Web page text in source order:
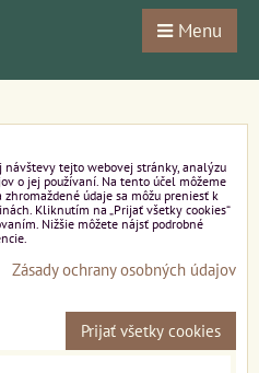
Menu
návštevy tejto webovej stránky, analýzu
o jej používaní. Na tento účel môžeme
údaje sa môžu preniesť k
Kliknutím na „Prijať všetky cookies“
Nižšie môžete nájsť podrobné
Zásady ochrany osobných údajov
Prijať všetky cookies